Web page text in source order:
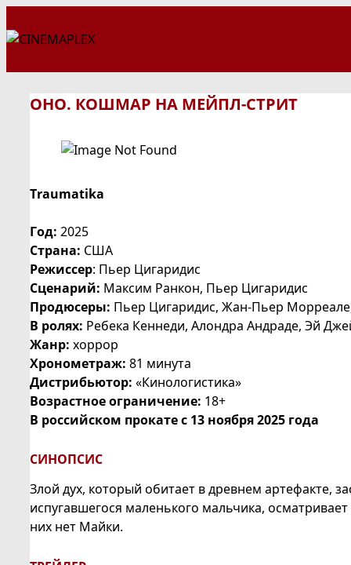
к
ОНО. КОШМАР НА МЕЙПЛ-СТРИТ
Traumatika
Год: 2025
Страна: США
Режиссер: Пьер Цигаридис
Сценарий: Максим Ранкон, Пьер Цигаридис
Продюсеры: Пьер Цигаридис, Жан-Пьер
В ролях: Ребека Кеннеди, Алондра Андраде, Эй
Жанр: хоррор
Хронометраж: 81 минута
Дистрибьютор: «Кинологистика»
Возрастное ограничение: 18+
В российском прокате с 13 ноября 2025 года
СИНОПСИС
Злой дух, который обитает в древнем артефакте,
испугавшегося маленького мальчика,
них нет Майки.